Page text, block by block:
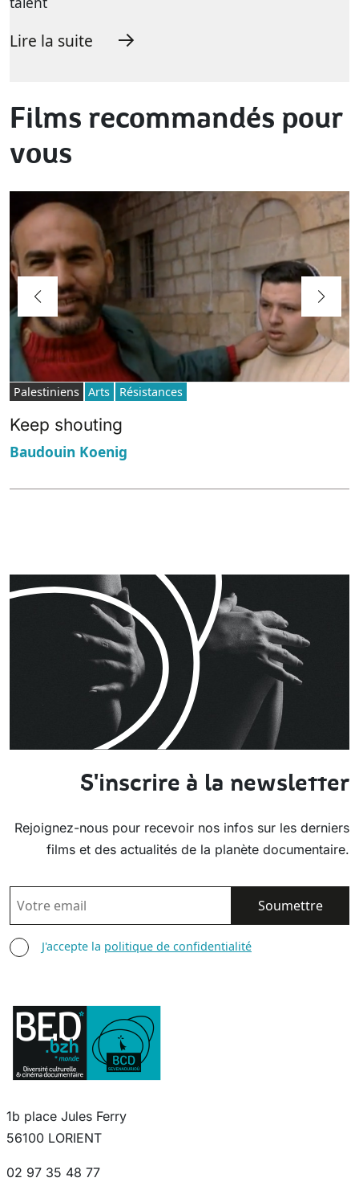
Lire la suite
Films recommandés pour
vous
Palestiniens Arts Résistances
Keep shouting
Baudouin Koenig
S'inscrire à la newsletter
Rejoignez-nous pour recevoir nos infos sur les derniers
films et des actualités de la planète documentaire.
EMAIL
AGREE TERMS
J'accepte la politique de confidentialité
1b place Jules Ferry
56100 LORIENT
02 97 35 48 77